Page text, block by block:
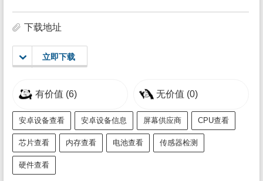
下载地址
立即下载
有价值 (6) 无价值 (0)
安卓设备查看 安卓设备信息 屏幕供应商 CPU查看
芯片查看 内存查看 电池查看 传感器检测
硬件查看